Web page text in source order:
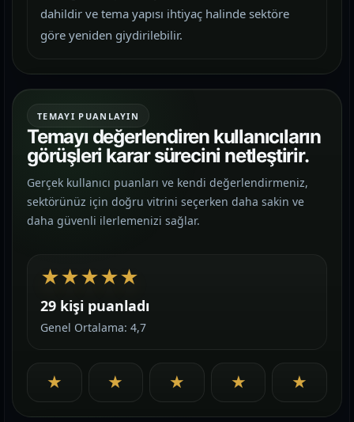
dahildir ve tema yapısı ihtiyaç halinde sektöre
göre yeniden giydirilebilir.
TEMAYI PUANLAYIN
Temayı değerlendiren kullanıcıların
görüşleri karar sürecini netleştirir.
Gerçek kullanıcı puanları ve kendi değerlendirmeniz,
sektörünüz için doğru vitrini seçerken daha sakin ve
daha güvenli ilerlemenizi sağlar.
★★★★★
29 kişi puanladı
Genel Ortalama: 4,7
★ ★ ★ ★ ★